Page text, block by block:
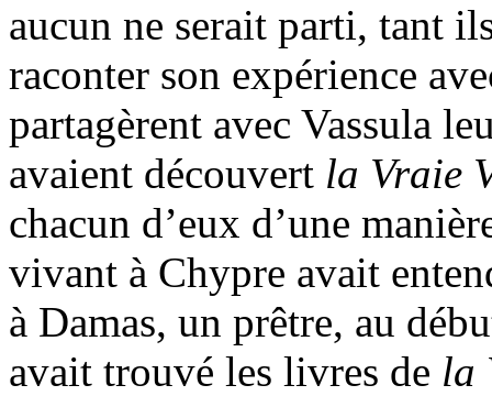
aucun ne serait parti, tant
raconter son expérience
partagèrent avec Vassula
avaient découvert la Vraie
chacun d’eux d’une
vivant à Chypre avait
à Damas, un prêtre, au
avait trouvé les livres de la